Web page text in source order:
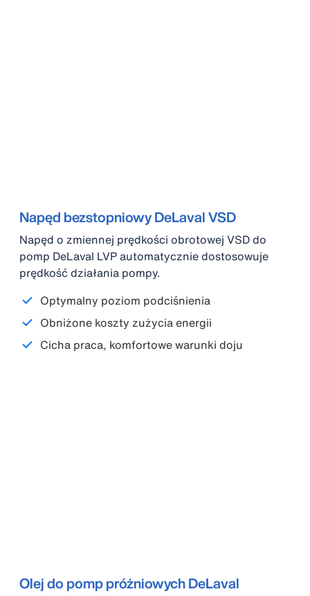
Napęd bezstopniowy DeLaval VSD
Napęd o zmiennej prędkości obrotowej VSD do
pomp DeLaval LVP automatycznie dostosowuje
prędkość działania pompy.
Optymalny poziom podciśnienia
Obniżone koszty zużycia energii
Cicha praca, komfortowe warunki doju
Olej do pomp próżniowych DeLaval